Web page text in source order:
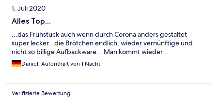
1. Juli 2020
Alles Top...
...das Frühstück auch wenn durch Corona anders gestaltet
super lecker...die Brötchen endlich, wieder vernünftige und
nicht so billige Aufbackware... Man kommt wieder...
Daniel, Aufenthalt von 1 Nacht
Verifizierte Bewertung